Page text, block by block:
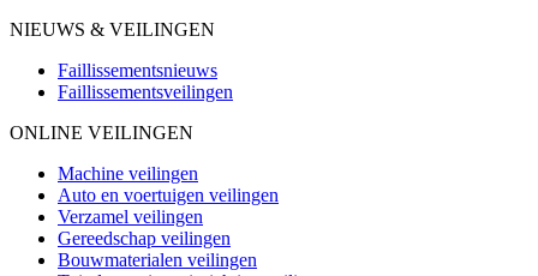
NIEUWS & VEILINGEN
Faillissementsnieuws
Faillissementsveilingen
ONLINE VEILINGEN
Machine veilingen
Auto en voertuigen veilingen
Verzamel veilingen
Gereedschap veilingen
Bouwmaterialen veilingen